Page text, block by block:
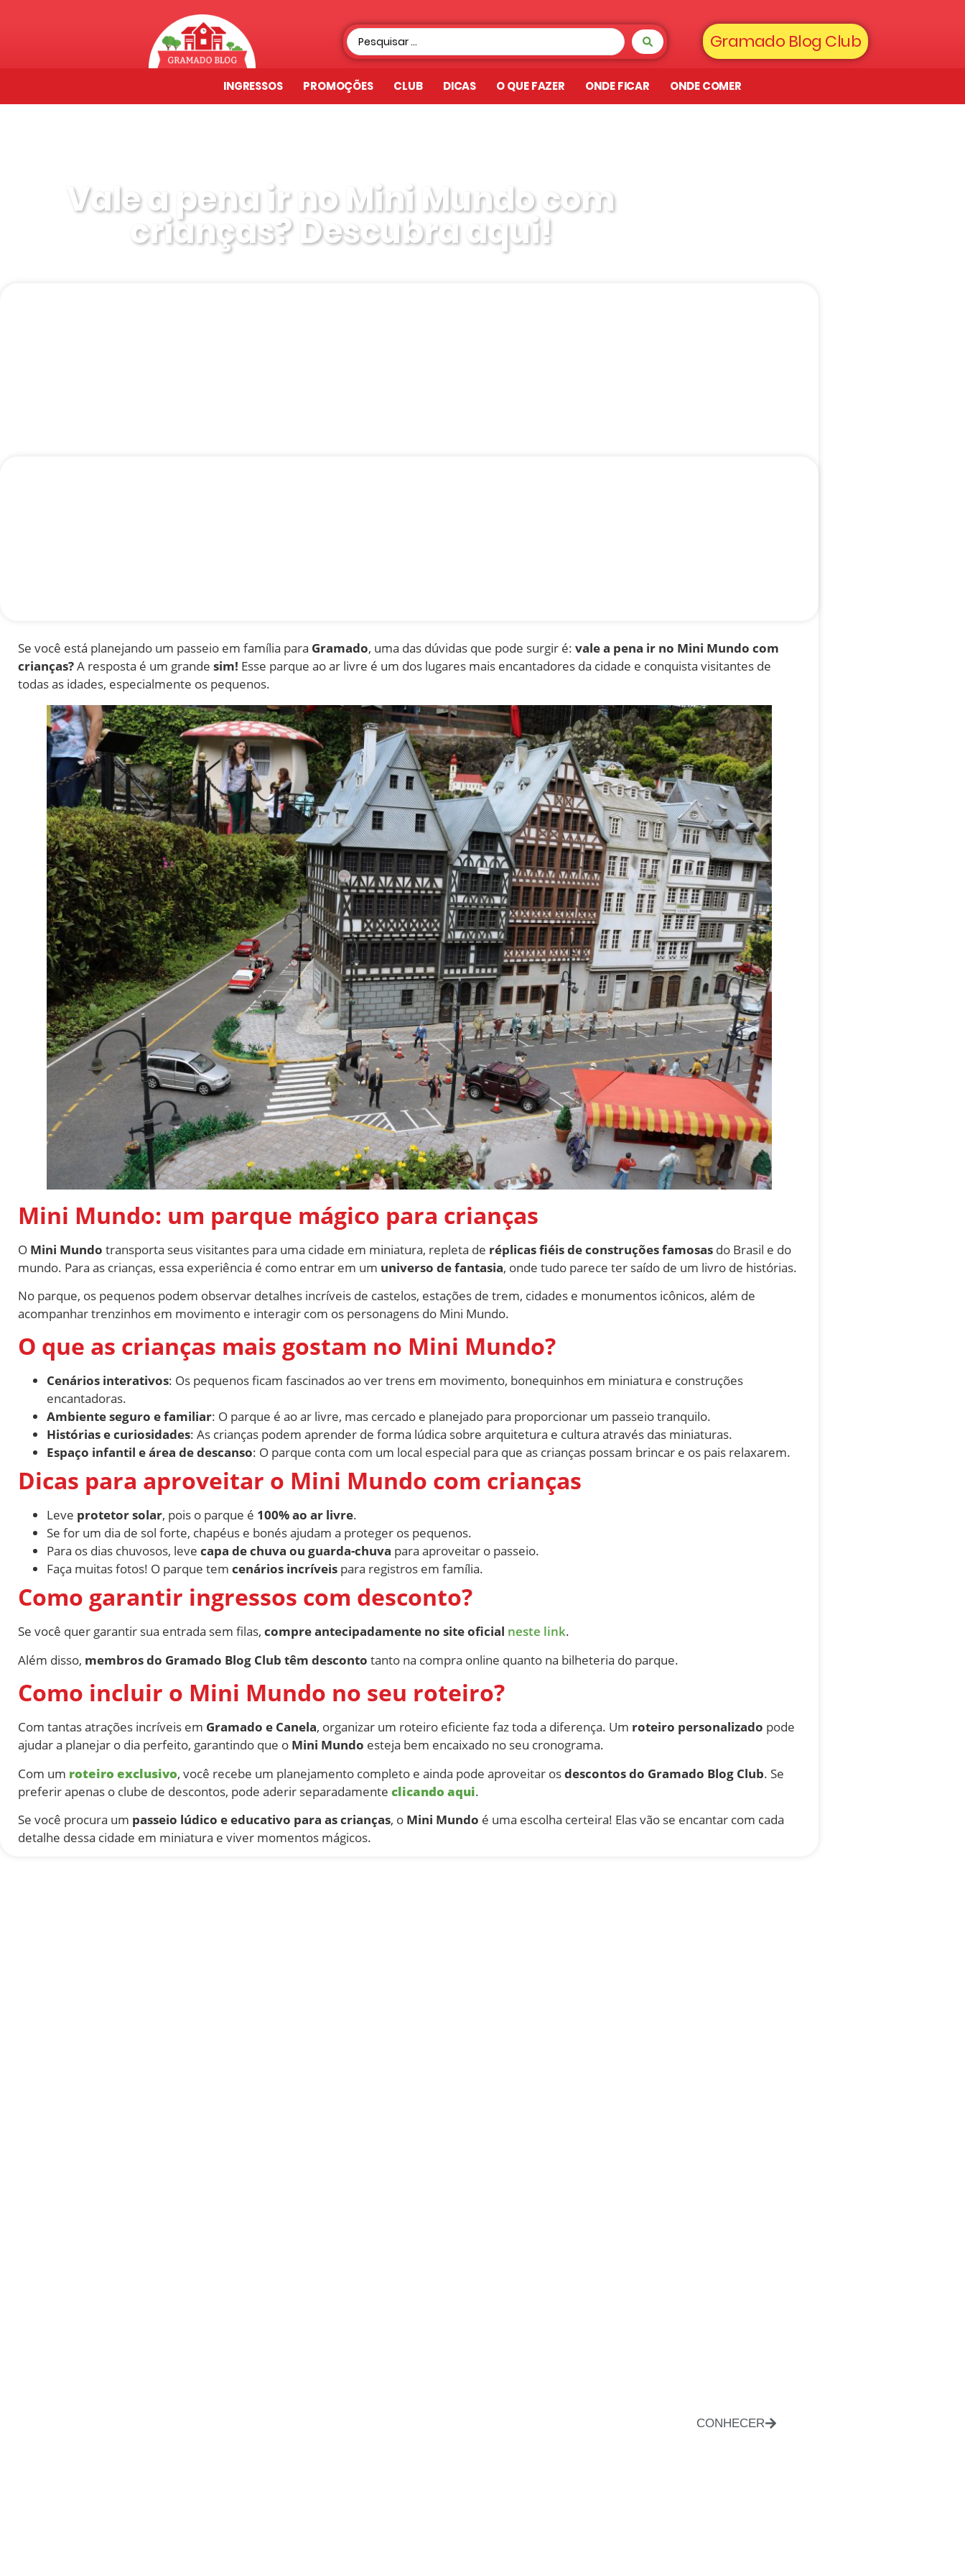
Gramado Blog Club
INGRESSOS PROMOÇÕES CLUB DICAS O QUE FAZER ONDE FICAR ONDE COMER
Vale a pena ir no Mini Mundo com
crianças? Descubra aqui!
Se você está planejando um passeio em família para Gramado, uma das dúvidas que pode surgir é: vale a pena ir no Mini Mundo com
crianças?A resposta é um grande sim! Esse parque ao ar livre é um dos lugares mais encantadores da cidade e conquista visitantes de
todas as idades, especialmente os pequenos.
Mini Mundo: um parque mágico para crianças
O Mini Mundo transporta seus visitantes para uma cidade em miniatura, repleta de réplicas fiéis de construções famosas do Brasil e do
mundo. Para as crianças, essa experiência é como entrar em um universo de fantasia, onde tudo parece ter saído de um livro de histórias.
No parque, os pequenos podem observar detalhes incríveis de castelos, estações de trem, cidades e monumentos icônicos, além de
acompanhar trenzinhos em movimento e interagir com os personagens do Mini Mundo.
O que as crianças mais gostam no Mini Mundo?
Cenários interativos: Os pequenos ficam fascinados ao ver trens em movimento, bonequinhos em miniatura e construções
encantadoras.
Ambiente seguro e familiar: O parque é ao ar livre, mas cercado e planejado para proporcionar um passeio tranquilo.
Histórias e curiosidades: As crianças podem aprender de forma lúdica sobre arquitetura e cultura através das miniaturas.
Espaço infantil e área de descanso: O parque conta com um local especial para que as crianças possam brincar e os pais relaxarem.
Dicas para aproveitar o Mini Mundo com crianças
Leve protetor solar, pois o parque é 100% ao ar livre.
Se for um dia de sol forte, chapéus e bonés ajudam a proteger os pequenos.
Para os dias chuvosos, leve capa de chuva ou guarda-chuva para aproveitar o passeio.
Faça muitas fotos! O parque tem cenários incríveis para registros em família.
Como garantir ingressos com desconto?
Se você quer garantir sua entrada sem filas, compre antecipadamente no site oficial neste link.
Além disso, membros do Gramado Blog Club têm desconto tanto na compra online quanto na bilheteria do parque.
Como incluir o Mini Mundo no seu roteiro?
Com tantas atrações incríveis em Gramado e Canela, organizar um roteiro eficiente faz toda a diferença. Um roteiro personalizado pode
ajudar a planejar o dia perfeito, garantindo que o Mini Mundo esteja bem encaixado no seu cronograma.
Com um roteiro exclusivo, você recebe um planejamento completo e ainda pode aproveitar osdescontos do Gramado Blog Club. Se
preferir apenas o clube de descontos, pode aderir separadamente clicando aqui.
Se você procura um passeio lúdico e educativo para as crianças, o Mini Mundo é uma escolha certeira! Elas vão se encantar com cada
detalhe dessa cidade em miniatura e viver momentos mágicos.
CONHECER